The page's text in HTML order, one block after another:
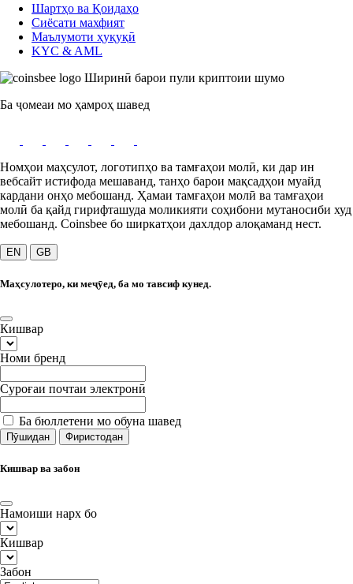
Шартҳо ва Қоидаҳо
Сиёсати махфият
Маълумоти ҳуқуқӣ
KYC & AML
Ширинӣ барои пули криптоии шумо
Ба ҷомеаи мо ҳамроҳ шавед
Номҳои маҳсулот, логотипҳо ва тамғаҳои молӣ, ки дар ин
вебсайт истифода мешаванд, танҳо барои мақсадҳои муайд
кардани онҳо мебошанд. Ҳамаи тамғаҳои молӣ ва тамғаҳои
молӣ ба қайд гирифташуда моликияти соҳибони мутаносиби худ
мебошанд. Coinsbee бо ширкатҳои дахлдор алоқаманд нест.
EN GB
Маҳсулотеро, ки меҷӯед, ба мо тавсиф кунед.
Кишвар
Номи бренд
Суроғаи почтаи электронӣ
Ба бюллетени мо обуна шавед
Пӯшидан Фиристодан
Кишвар ва забон
Намоиши нарх бо
Кишвар
Забон